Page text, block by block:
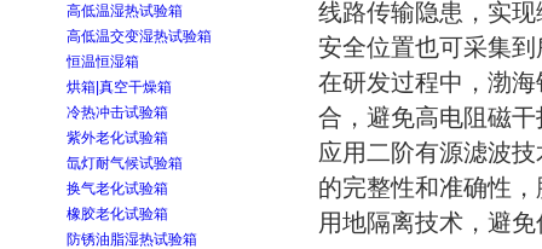
高低温湿热试验箱
高低温交变湿热试验箱
恒温恒湿箱
烘箱|真空干燥箱
冷热冲击试验箱
紫外老化试验箱
氙灯耐气候试验箱
换气老化试验箱
橡胶老化试验箱
防锈油脂湿热试验箱
线路传输隐患，实
安全位置也可采集
在研发过程中，渤
合，避免高电阻磁
应用二阶有源滤波
的完整性和准确性
用地隔离技术，避